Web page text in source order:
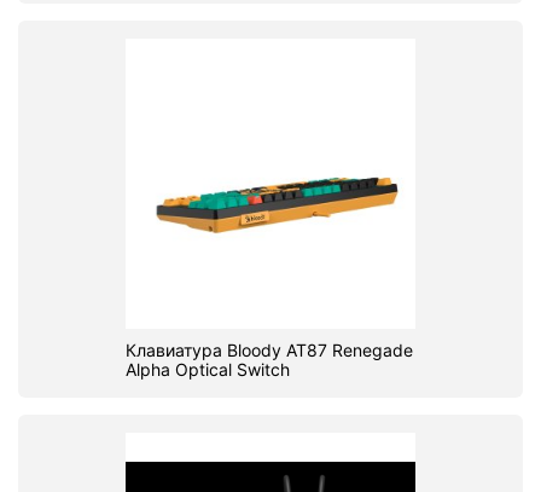
Клавиатура Bloody AT87 Renegade
Alpha Optical Switch